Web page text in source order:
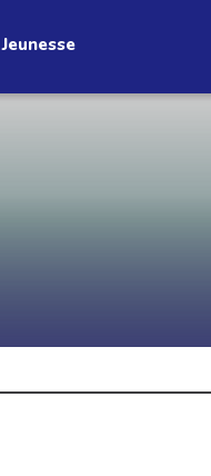
notre
Jeunesse